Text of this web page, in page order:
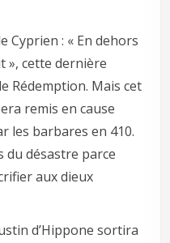
Cyprien : « En dehors
», cette dernière
Rédemption. Mais cet
remis en cause
les barbares en 410.
du désastre parce
aux dieux
d’Hippone sortira